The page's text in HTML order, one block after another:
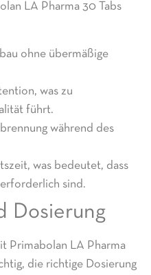
LA Pharma 30 Tabs
ohne übermäßige
was zu
führt.
während des
was bedeutet, dass
sind.
Dosierung
Primabolan LA Pharma
die richtige Dosierung